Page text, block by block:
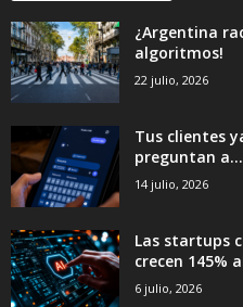
¿Argentina
algoritmos!
22 julio, 2026
Tus clientes
preguntan a...
14 julio, 2026
Las startups
crecen 145%
6 julio, 2026